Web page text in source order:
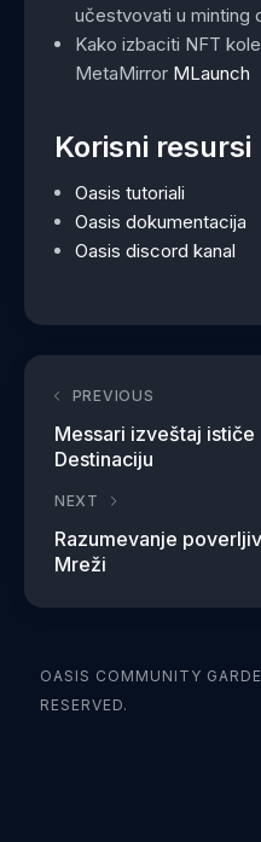
učestvovati u minting
Kako izbaciti NFT
MetaMirror MLaunch
Korisni resursi
Oasis tutoriali
Oasis dokumentacija
Oasis discord kanal
PREVIOUS
Messari izveštaj ističe
Destinaciju
NEXT
Razumevanje
Mreži
OASIS COMMUNITY
RESERVED.